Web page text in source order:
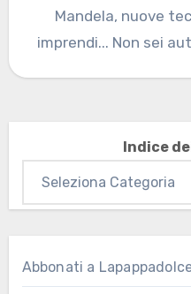
Mandela, nuove
imprendi... Non sei
Indice
Abbonati a